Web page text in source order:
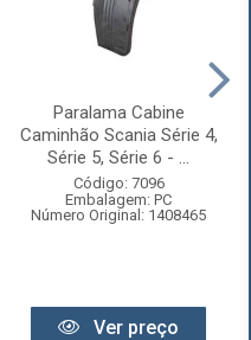
Paralama Cabine
Caminhão Scania Série 4,
Série 5, Série 6 - ...
Código: 7096
Embalagem: PC
Número Original: 1408465
Ver preço